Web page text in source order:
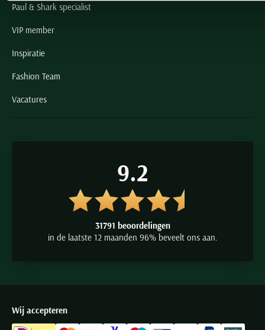
Paul & Shark specialist
VIP member
Inspiratie
Fashion Team
Vacatures
9.2
31791 beoordelingen
in de laatste 12 maanden 96% beveelt ons aan.
Wij accepteren